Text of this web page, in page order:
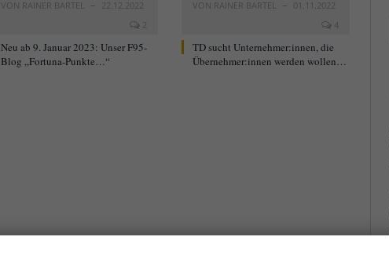
VON RAINER BARTEL
22.12.2022
2
Neu ab 9. Januar 2023: Unser F95-
Blog „Fortuna-Punkte…“
VON RAINER BARTEL
01.11.2022
4
TD sucht Unternehmer:innen, die
Übernehmer:innen werden wollen…